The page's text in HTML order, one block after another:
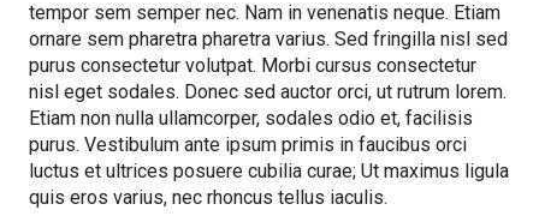
tempor sem semper nec. Nam in venenatis neque. Etiam
ornare sem pharetra pharetra varius. Sed fringilla nisl sed
purus consectetur volutpat. Morbi cursus consectetur
nisl eget sodales. Donec sed auctor orci, ut rutrum lorem.
Etiam non nulla ullamcorper, sodales odio et, facilisis
purus. Vestibulum ante ipsum primis in faucibus orci
luctus et ultrices posuere cubilia curae; Ut maximus ligula
quis eros varius, nec rhoncus tellus iaculis.